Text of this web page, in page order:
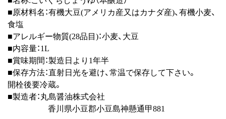
■原材料名：有機大豆(アメリカ産又はカナダ産)、有機小麦、
食塩
■アレルギー物質(28品目)：小麦、大豆
■内容量：1L
■賞味期間：製造日より1年半
■保存方法：直射日光を避け、常温で保存して下さい。
開栓後要冷蔵。
■製造者：丸島醤油株式会社
香川県小豆郡小豆島神懸通甲881